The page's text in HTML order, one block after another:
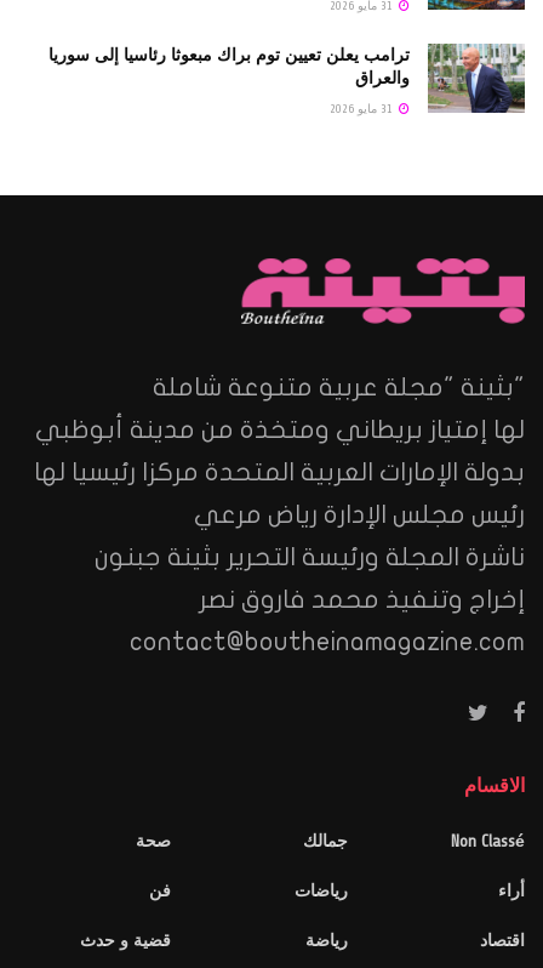
ترامب يعلن تعيين توم براك مبعوثا رئاسيا إلى سوريا
والعراق
"بثينة "مجلة عربية متنوعة شاملة
لها إمتياز بريطاني ومتخذة من مدينة أبوظبي
بدولة الإمارات العربية المتحدة مركزا رئيسيا لها
رئيس مجلس الإدارة رياض مرعي
ناشرة المجلة ورئيسة التحرير بثينة جبنون
إخراج وتنفيذ محمد فاروق نصر
contact@boutheinamagazine.com
الاقسام
Non Classé
أراء
اقتصاد
جمالك
رياضات
رياضة
صحة
فن
قضية و حدث